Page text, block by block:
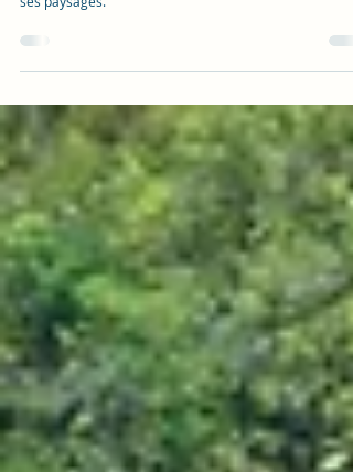
5 choses à savoir avant de voyager au
Guatemala
El Salvador et le Belize, vous séduira par la diversité de
ses paysages.